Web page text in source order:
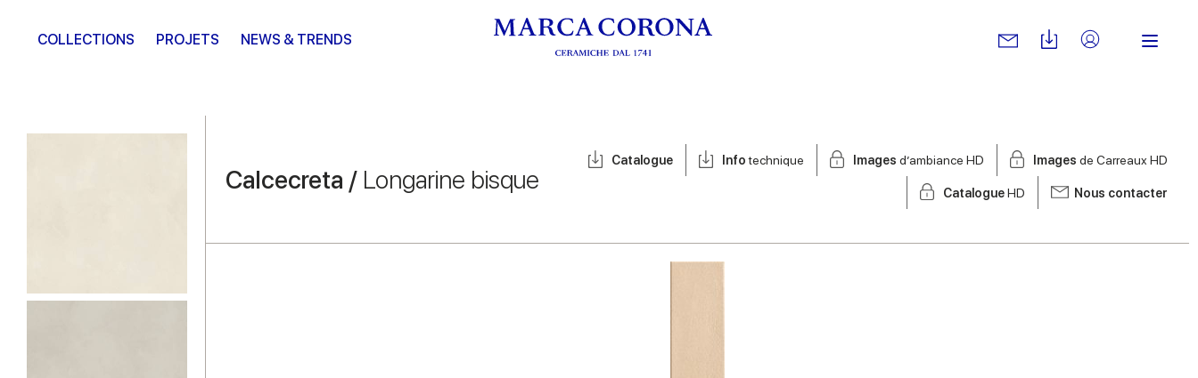
COLLECTIONS PROJETS NEWS & TRENDS
Calcecreta / Longarine bisque
Catalogue Infotechnique Images d’ambiance HD Images de Carreaux HD
CatalogueHD Nous contacter